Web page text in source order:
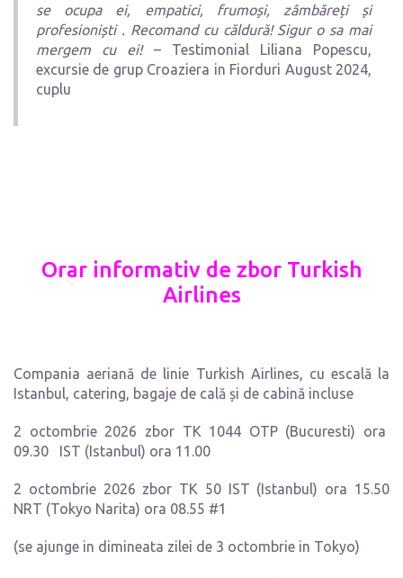
se ocupa ei, empatici, frumoși, zâmbăreți și
profesioniști . Recomand cu căldură! Sigur o sa mai
mergem cu ei! – Testimonial Liliana Popescu,
excursie de grup Croaziera in Fiorduri August 2024,
cuplu
Orar informativ de zbor Turkish
Airlines
Compania aeriană de linie Turkish Airlines, cu escală la
Istanbul, catering, bagaje de cală și de cabină incluse
2 octombrie 2026 zbor TK 1044 OTP (Bucuresti) ora
09.30 IST (Istanbul) ora 11.00
2 octombrie 2026 zbor TK 50 IST (Istanbul) ora 15.50
NRT (Tokyo Narita) ora 08.55 #1
(se ajunge in dimineata zilei de 3 octombrie in Tokyo)